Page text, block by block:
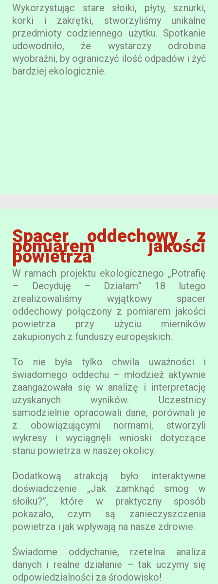
Wykorzystując stare słoiki, płyty, sznurki,
korki i zakrętki, stworzyliśmy unikalne
przedmioty codziennego użytku. Spotkanie
udowodniło, że wystarczy odrobina
wyobraźni, by ograniczyć ilość odpadów i żyć
bardziej ekologicznie.
Spacer oddechowy z
pomiarem jakości
powietrza
W ramach projektu ekologicznego „Potrafię
– Decyduję – Działam” 18 lutego
zrealizowaliśmy wyjątkowy spacer
oddechowy połączony z pomiarem jakości
powietrza przy użyciu mierników
zakupionych z funduszy europejskich.
To nie była tylko chwila uważności i
świadomego oddechu – młodzież aktywnie
zaangażowała się w analizę i interpretację
uzyskanych wyników. Uczestnicy
samodzielnie opracowali dane, porównali je
z obowiązującymi normami, stworzyli
wykresy i wyciągnęli wnioski dotyczące
stanu powietrza w naszej okolicy.
Dodatkową atrakcją było interaktywne
doświadczenie „Jak zamknąć smog w
słoiku?”, które w praktyczny sposób
pokazało, czym są zanieczyszczenia
powietrza i jak wpływają na nasze zdrowie.
Świadome oddychanie, rzetelna analiza
danych i realne działanie – tak uczymy się
odpowiedzialności za środowisko!